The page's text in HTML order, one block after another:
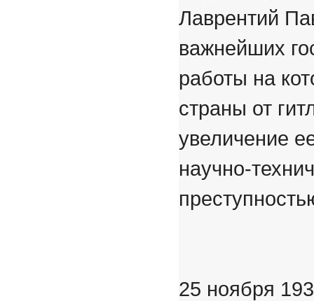
Лаврентий
важнейших
работы на
страны от
увеличение
научно-
25 ноября